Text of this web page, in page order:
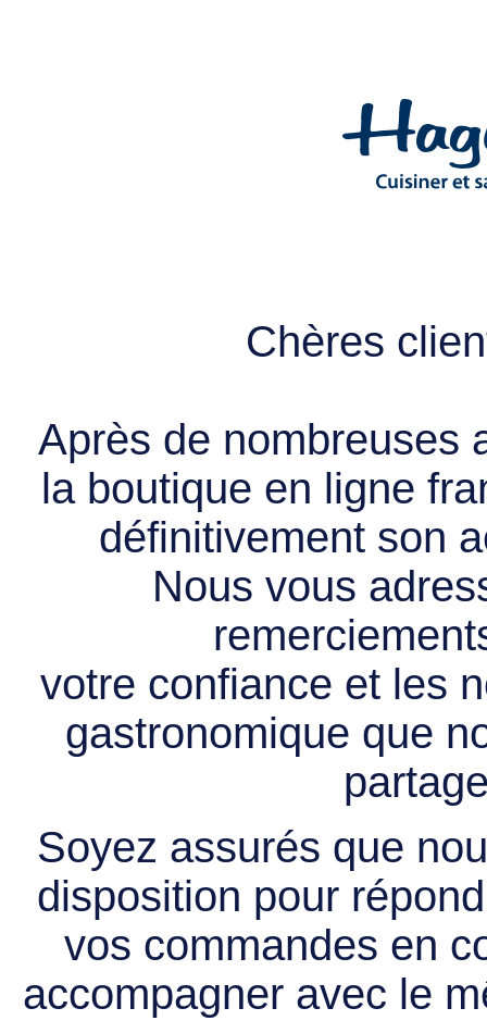
Chères
Après de nombreuses
la boutique en ligne
définitivement son
Nous vous
votre confiance et les
gastronomique que
Soyez assurés que
disposition pour
vos commandes en
accompagner avec le